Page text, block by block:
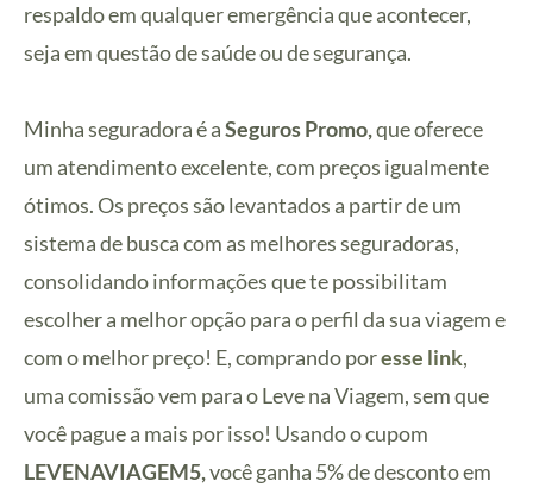
respaldo em qualquer emergência que acontecer,
seja em questão de saúde ou de segurança.
Minha seguradora é aSeguros Promo,que oferece
um atendimento excelente, com preços igualmente
ótimos. Os preços são levantados a partir de um
sistema de busca com as melhores seguradoras,
consolidando informações que te possibilitam
escolher a melhor opção para o perfil da sua viagem e
com o melhor preço! E, comprando poresse link,
uma comissão vem para o Leve na Viagem, sem que
você pague a mais por isso! Usando o cupom
LEVENAVIAGEM5,você ganha 5% de desconto em